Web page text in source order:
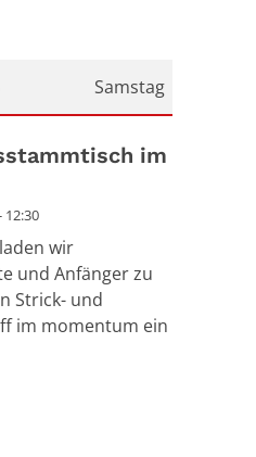
Samstag
2026
im
12:30
wir
und Anfänger zu
Strick- und
im momentum ein